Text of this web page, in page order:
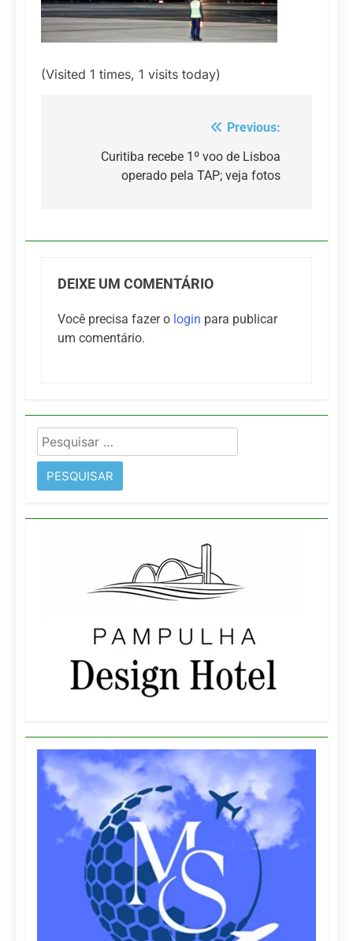
(Visited 1 times, 1 visits today)
Previous:
Curitiba recebe 1º voo de Lisboa
operado pela TAP; veja fotos
DEIXE UM COMENTÁRIO
Você precisa fazer o login para publicar
um comentário.
Pesquisar
por: